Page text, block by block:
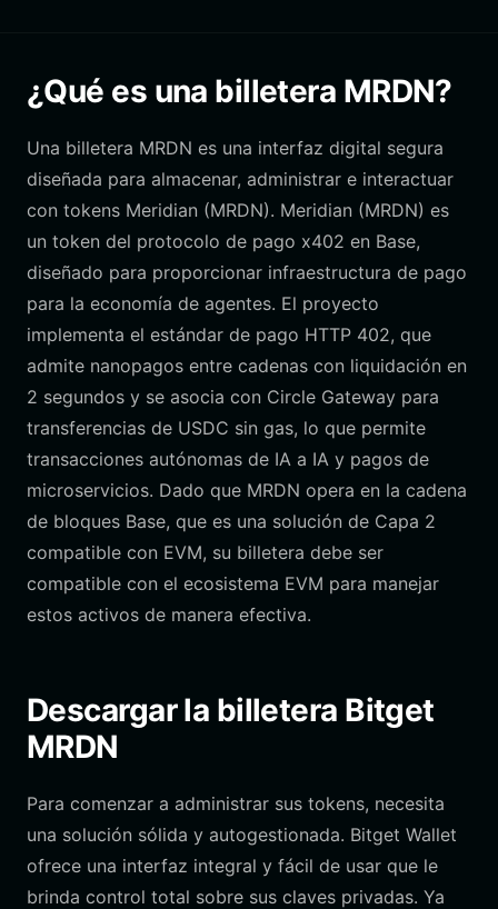
¿Qué es una billetera MRDN?
Una billetera MRDN es una interfaz digital segura
diseñada para almacenar, administrar e interactuar
con tokens Meridian (MRDN). Meridian (MRDN) es
un token del protocolo de pago x402 en Base,
diseñado para proporcionar infraestructura de pago
para la economía de agentes. El proyecto
implementa el estándar de pago HTTP 402, que
admite nanopagos entre cadenas con liquidación en
2 segundos y se asocia con Circle Gateway para
transferencias de USDC sin gas, lo que permite
transacciones autónomas de IA a IA y pagos de
microservicios. Dado que MRDN opera en la cadena
de bloques Base, que es una solución de Capa 2
compatible con EVM, su billetera debe ser
compatible con el ecosistema EVM para manejar
estos activos de manera efectiva.
Descargar la billetera Bitget
MRDN
Para comenzar a administrar sus tokens, necesita
una solución sólida y autogestionada. Bitget Wallet
ofrece una interfaz integral y fácil de usar que le
brinda control total sobre sus claves privadas. Ya